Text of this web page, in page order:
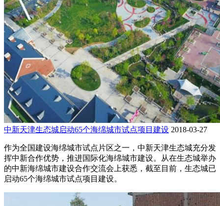
中新天津生态城启动65个海绵城市试点项目建设 2018-03-27
作为全国建设海绵城市试点片区之一，中新天津生态城充分发
挥中新合作优势，推进国际化海绵城市建设。从在生态城举办
的中新海绵城市建设合作交流会上获悉，截至目前，生态城已
启动65个海绵城市试点项目建设。